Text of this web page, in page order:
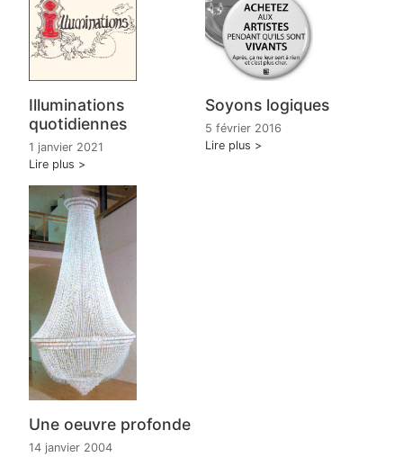
Illuminations
quotidiennes
1 janvier 2021
Lire plus
Soyons logiques
5 février 2016
Lire plus
Une oeuvre profonde
14 janvier 2004